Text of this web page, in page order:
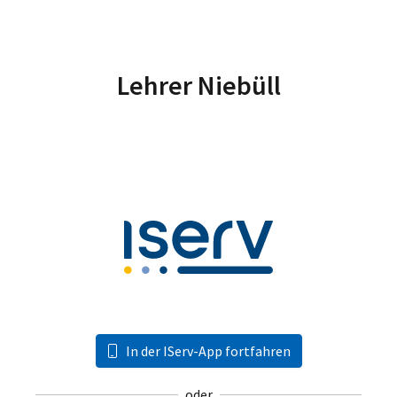
Lehrer Niebüll
In der IServ-App fortfahren